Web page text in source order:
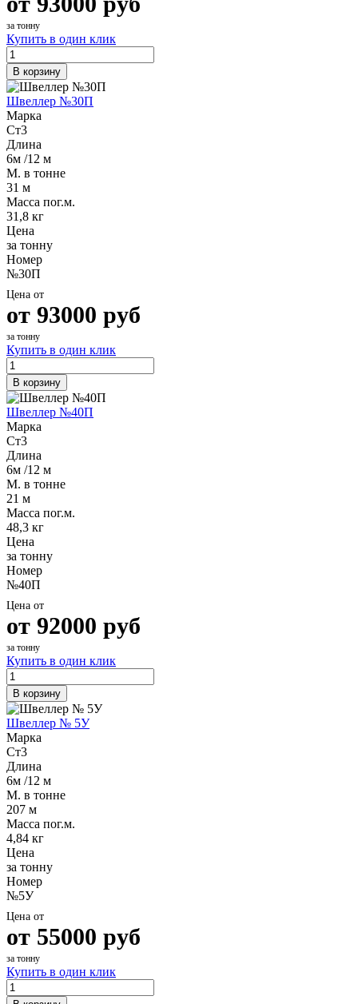
за тонну
Купить в один клик
В корзину
Швеллер №30П
Марка
Ст3
Длина
6м /12 м
М. в тонне
31 м
Масса пог.м.
31,8 кг
Цена
за тонну
Номер
№30П
Цена от
от 93000 руб
за тонну
Купить в один клик
В корзину
Швеллер №40П
Марка
Ст3
Длина
6м /12 м
М. в тонне
21 м
Масса пог.м.
48,3 кг
Цена
за тонну
Номер
№40П
Цена от
от 92000 руб
за тонну
Купить в один клик
В корзину
Швеллер № 5У
Марка
Ст3
Длина
6м /12 м
М. в тонне
207 м
Масса пог.м.
4,84 кг
Цена
за тонну
Номер
№5У
Цена от
от 55000 руб
за тонну
Купить в один клик